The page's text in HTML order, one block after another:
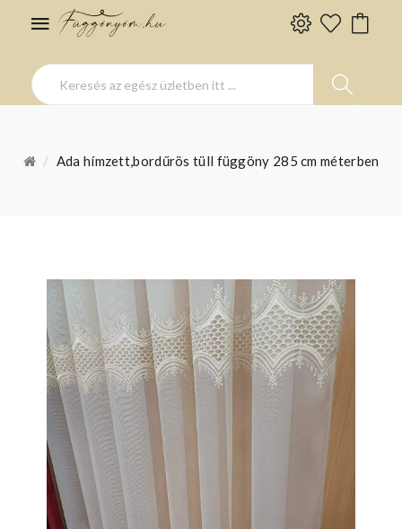
Ada hímzett,bordűrös tüll függöny 285 cm méterben